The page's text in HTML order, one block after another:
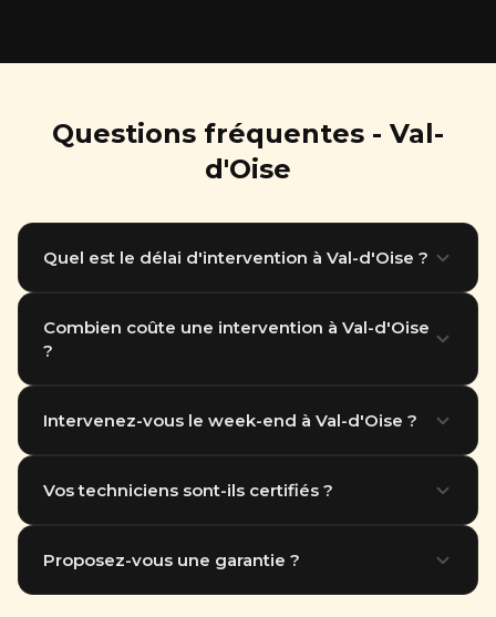
Questions fréquentes - Val-
d'Oise
Quel est le délai d'intervention à Val-d'Oise ?
Nous intervenons en moins d'1 heure dans tout le
95. Notre équipe basée à Thiais (94) se déplace
Combien coûte une intervention à Val-d'Oise
?
Le tarif dépend du type de nuisible et de la surface à
Intervenez-vous le week-end à Val-d'Oise ?
Oui, nous intervenons 7 jours sur 7, y compris les
Vos techniciens sont-ils certifiés ?
Tous nos techniciens sont titulaires du certificat
Proposez-vous une garantie ?